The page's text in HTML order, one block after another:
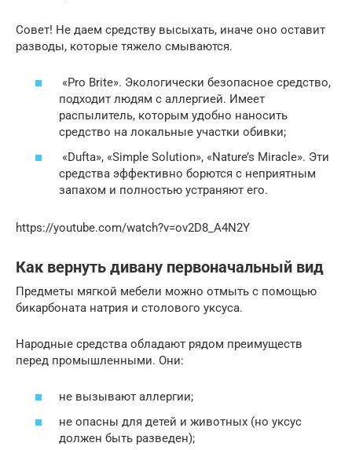
Совет! Не даем средству высыхать, иначе оно оставит
разводы, которые тяжело смываются.
«Pro Brite». Экологически безопасное средство,
подходит людям с аллергией. Имеет
распылитель, которым удобно наносить
средство на локальные участки обивки;
«Dufta», «Simple Solution», «Nature’s Miracle». Эти
средства эффективно борются с неприятным
запахом и полностью устраняют его.
https://youtube.com/watch?v=ov2D8_A4N2Y
Как вернуть дивану первоначальный вид
Предметы мягкой мебели можно отмыть с помощью
бикарбоната натрия и столового уксуса.
Народные средства обладают рядом преимуществ
перед промышленными. Они:
не вызывают аллергии;
не опасны для детей и животных (но уксус
должен быть разведен);